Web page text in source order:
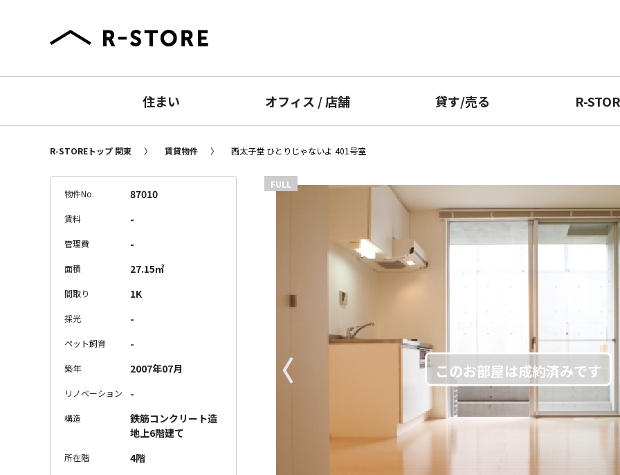
住まい オフィス /店舗 貸す/売る R-
R-STOREトップ 関東 賃貸物件 西太子堂 ひとりじゃないよ 401号室
〈
FULL
物件No. 87010
賃料 -
管理費 -
面積 27.15㎡
間取り 1K
採光 -
ペット飼育 -
築年 2007年07月
リノベーション -
構造
鉄筋コンクリート造
地上6階建て
所在階 4階